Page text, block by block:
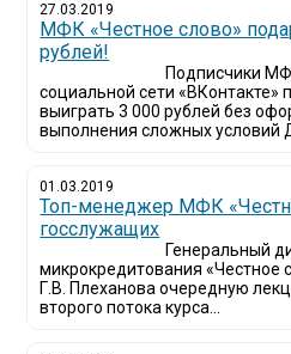
27.03.2019
МФК «Честное слово»
рублей!
Подписчики
социальной сети «ВКонтакте»
выиграть 3 000 рублей без
выполнения сложных условий
01.03.2019
Топ-менеджер МФК
госслужащих
Генеральный
микрокредитования «Честное
Г.В. Плеханова очередную
второго потока курса...